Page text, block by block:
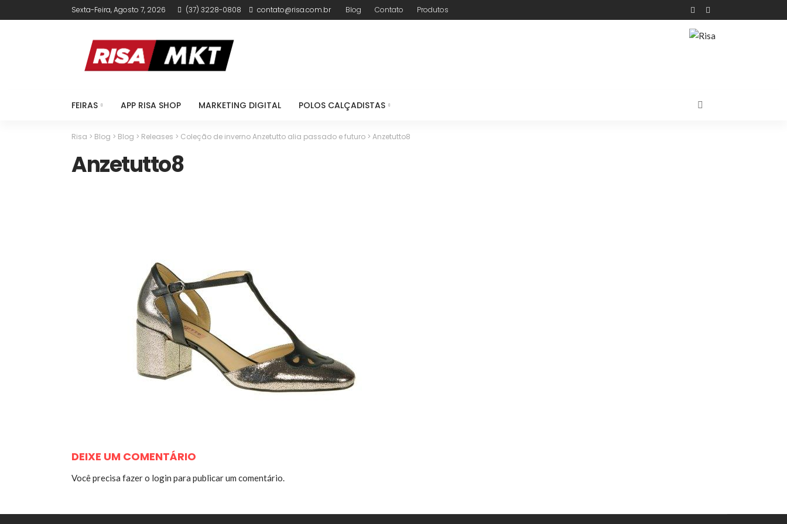
Sexta-Feira, Agosto 7, 2026 (37) 3228-0808 contato@risa.com.br Blog Contato Produtos
FEIRAS APP RISA SHOP MARKETING DIGITAL POLOS CALÇADISTAS
Risa > Blog > Blog > Releases > Coleção de inverno Anzetutto alia passado e futuro > Anzetutto8
Anzetutto8
DEIXE UM COMENTÁRIO
Você precisa fazer o login para publicar um comentário.